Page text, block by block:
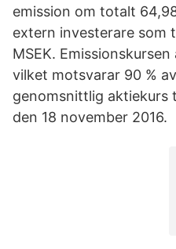
emission om totalt
extern investerare som
MSEK.
vilket motsvarar 90 %
genomsnittlig aktiekurs
den 18 november 2016.